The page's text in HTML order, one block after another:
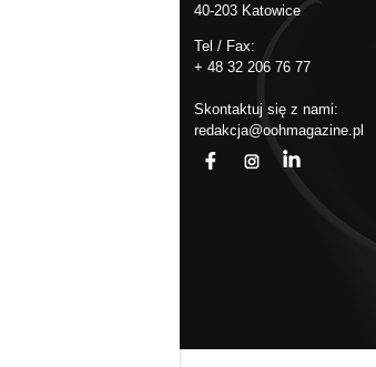
40-203 Katowice
Tel / Fax:
+ 48 32 206 76 77
Skontaktuj się z nami:
redakcja@oohmagazine.pl